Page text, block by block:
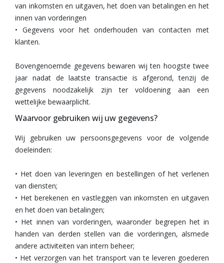
van inkomsten en uitgaven, het doen van betalingen en het
innen van vorderingen
• Gegevens voor het onderhouden van contacten met
klanten.
Bovengenoemde gegevens bewaren wij ten hoogste twee
jaar nadat de laatste transactie is afgerond, tenzij de
gegevens noodzakelijk zijn ter voldoening aan een
wettelijke bewaarplicht.
Waarvoor gebruiken wij uw gegevens?
Wij gebruiken uw persoonsgegevens voor de volgende
doeleinden:
• Het doen van leveringen en bestellingen of het verlenen
van diensten;
• Het berekenen en vastleggen van inkomsten en uitgaven
en het doen van betalingen;
• Het innen van vorderingen, waaronder begrepen het in
handen van derden stellen van die vorderingen, alsmede
andere activiteiten van intern beheer;
• Het verzorgen van het transport van te leveren goederen